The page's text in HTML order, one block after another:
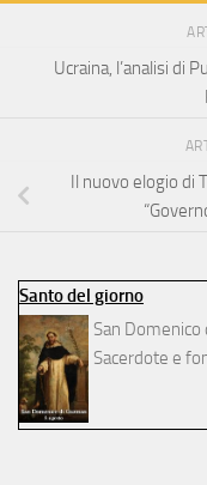
Ucraina, l’analisi di
Il nuovo elogio di
Santo del giorno
San Domenico
Sacerdote e